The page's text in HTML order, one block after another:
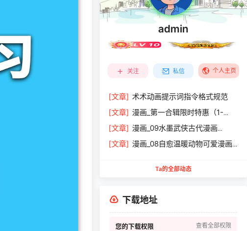
admin
关注 私信 个人主页
[文章] 术术动画提示词指令格式规范
[文章] 漫画_第一合辑限时特惠（1-
9）￥119.9
[文章] 漫画_09水墨武侠古代漫画
￥29.9
[文章] 漫画_08自愈温暖动物可爱漫画
Ta的全部动态
下载地址
您的下载权限 查看全部权限